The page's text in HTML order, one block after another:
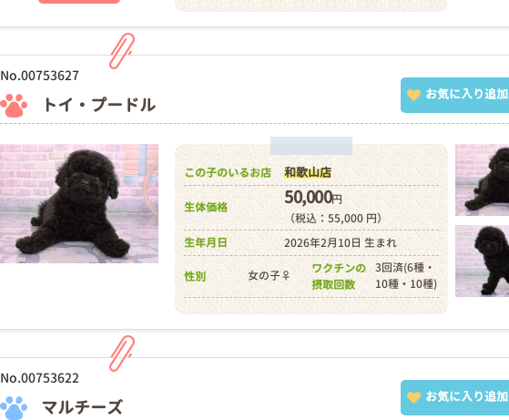
No.00753627
トイ・プードル お気に入り追加
この子のいるお店 和歌山店
生体価格 50,000円
（税込：55,000 円）
生年月日
2026年2月10日 生まれ
性別 女の子♀
ワクチンの
摂取回数
3回済(6種・
10種・10種)
No.00753622
マルチーズ お気に入り追加